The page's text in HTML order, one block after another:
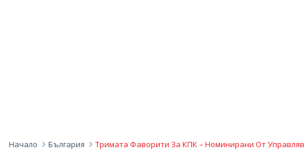
Начало България Тримата Фаворити За КПК – Номинирани От